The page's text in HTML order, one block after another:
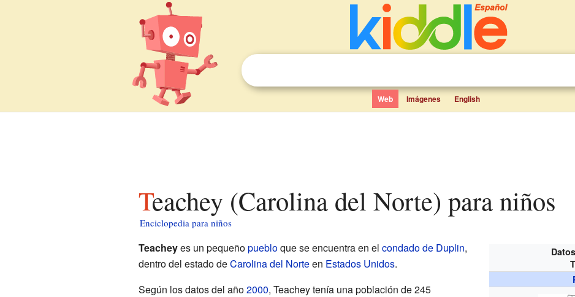
Web Imágenes English
Teachey (Carolina del Norte) para niños
Enciclopedia para niños
Teacheyes un pequeñopuebloque se encuentra en el condado de Duplin,
dentro del estado deCarolina del Norteen Estados Unidos.
Según los datos del año2000, Teachey tenía una población de 245